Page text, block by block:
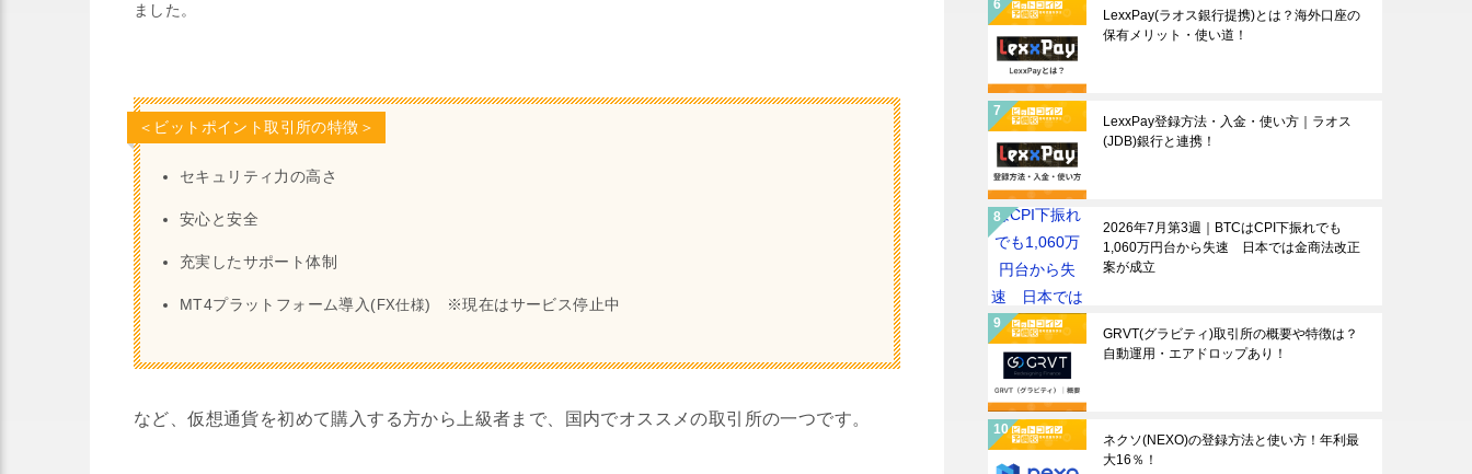
ました。
＜ビットポイント取引所の特徴＞
セキュリティ力の高さ
安心と安全
充実したサポート体制
MT4プラットフォーム導入( FX仕様) ※現在はサービス停止中
など、仮想通貨を初めて購入する方から上級者まで、国内でオススメの取引所の一つです。
LexxPay(ラオス銀行提携)とは？海外口座の
保有メリット・使い道！
LexxPay登録方法・入金・使い方｜ラオス
(JDB)銀行と連携！
2026年7月第3週｜BTCはCPI下振れでも
1,060万円台から失速 日本では金商法改正
案が成立
GRVT(グラビティ)取引所の概要や特徴は？
自動運用・エアドロップあり！
ネクソ(NEXO)の登録方法と使い方！年利最
大16％！